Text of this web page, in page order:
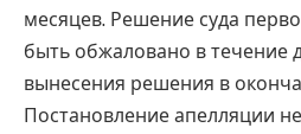
месяцев. Решение суда
быть обжаловано в течение
вынесения решения в
Постановление апелляции